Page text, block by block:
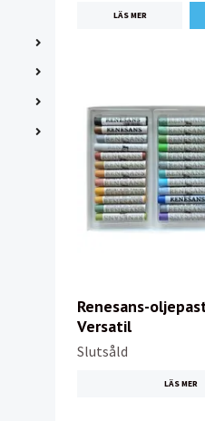
LÄS MER
Renesans-
Versatil
Slutsåld
LÄS MER